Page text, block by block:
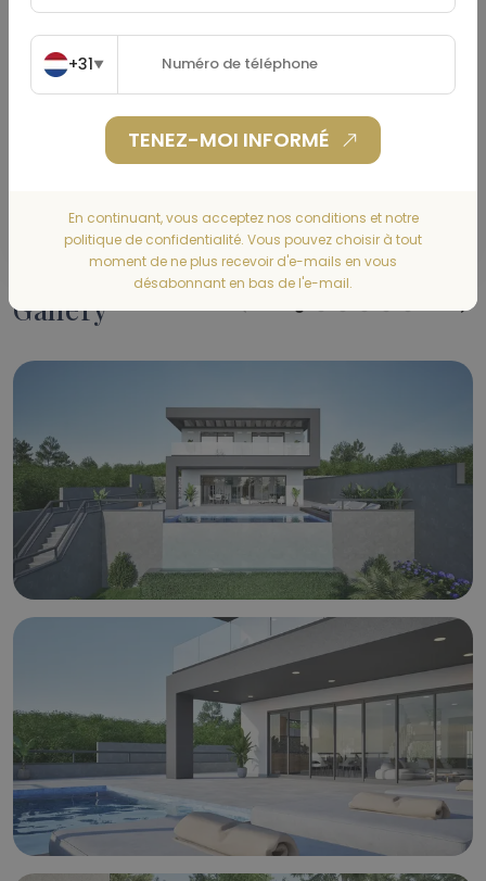
+31▼
TENEZ-MOI INFORMÉ
En continuant, vous acceptez nos conditions et notre
politique de confidentialité. Vous pouvez choisir à tout
moment de ne plus recevoir d'e-mails en vous
désabonnant en bas de l'e-mail.
Assurance Habitation (€)
Gallery